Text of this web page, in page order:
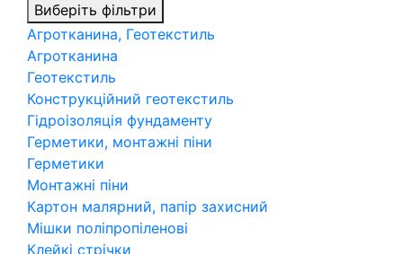
Виберіть фільтри
Агротканина, Геотекстиль
Агротканина
Геотекстиль
Конструкційний геотекстиль
Гідроізоляція фундаменту
Герметики, монтажні піни
Герметики
Монтажні піни
Картон малярний, папір захисний
Мішки поліпропіленові
Клейкі стрічки